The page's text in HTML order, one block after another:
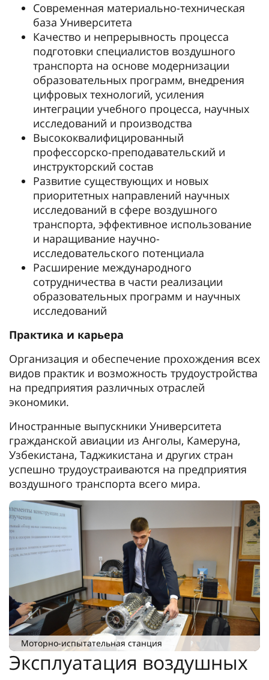
Современная материально-техническая
база Университета
Качество и непрерывность процесса
подготовки специалистов воздушного
транспорта на основе модернизации
образовательных программ, внедрения
цифровых технологий, усиления
интеграции учебного процесса, научных
исследований и производства
Высококвалифицированный
профессорско-преподавательский и
инструкторский состав
Развитие существующих и новых
приоритетных направлений научных
исследований в сфере воздушного
транспорта, эффективное использование
и наращивание научно-
исследовательского потенциала
Расширение международного
сотрудничества в части реализации
образовательных программ и научных
исследований
Практика и карьера
Организация и обеспечение прохождения всех
видов практик и возможность трудоустройства
на предприятия различных отраслей
экономики.
Иностранные выпускники Университета
гражданской авиации из Анголы, Камеруна,
Узбекистана, Таджикистана и других стран
успешно трудоустраиваются на предприятия
воздушного транспорта всего мира.
Моторно-испытательная станция
Эксплуатация воздушных